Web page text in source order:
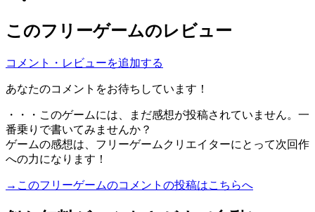
このフリーゲームのレビュー
コメント・レビューを追加する
あなたのコメントをお待ちしています！
・・・このゲームには、まだ感想が投稿されていません。一
番乗りで書いてみませんか？
ゲームの感想は、フリーゲームクリエイターにとって次回作
への力になります！
→このフリーゲームのコメントの投稿はこちらへ